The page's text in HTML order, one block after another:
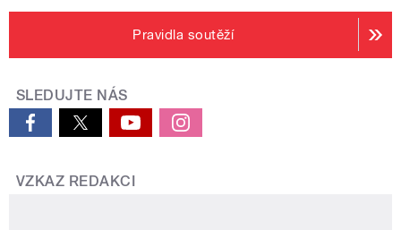
Pravidla soutěží
SLEDUJTE NÁS
VZKAZ REDAKCI